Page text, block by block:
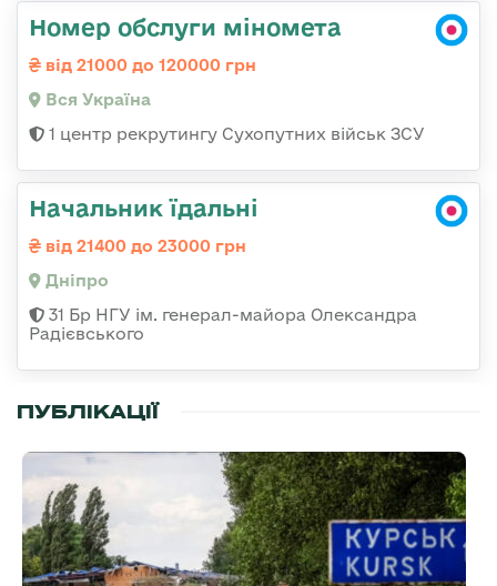
Номер обслуги міномета
від 21000 до 120000 грн
Вся Україна
1 центр рекрутингу Сухопутних військ ЗСУ
Начальник їдальні
від 21400 до 23000 грн
Дніпро
31 Бр НГУ ім. генерал-майора Олександра
Радієвського
ПУБЛІКАЦІЇ